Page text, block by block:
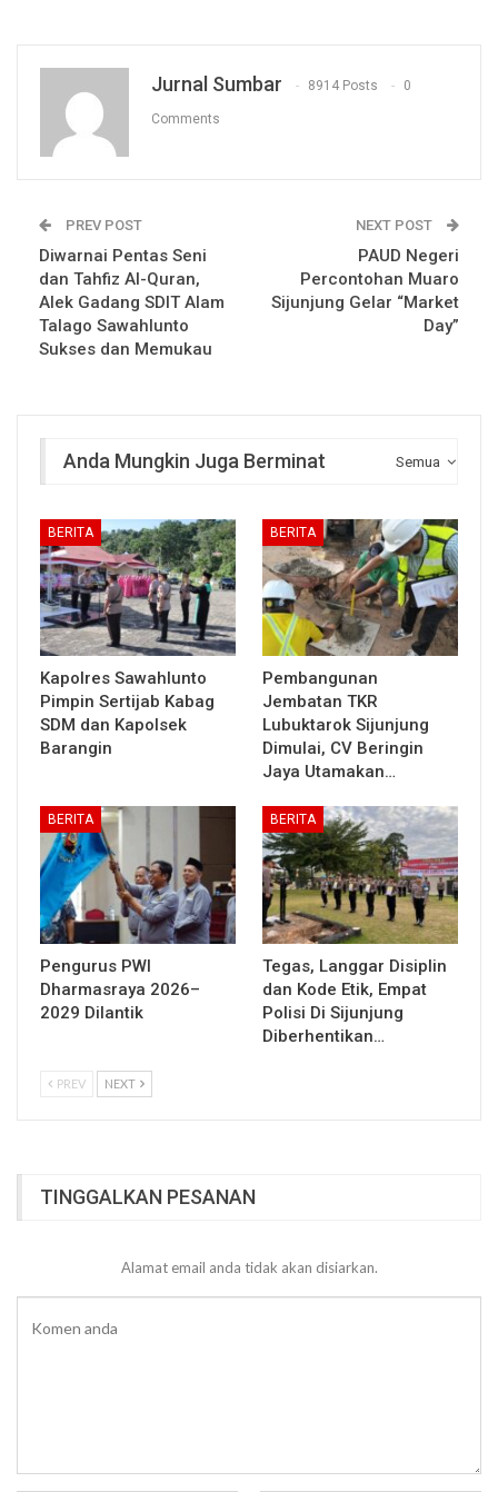
Jurnal Sumbar 8914 Posts 0
Comments
PREV POST
Diwarnai Pentas Seni
dan Tahfiz Al-Quran,
Alek Gadang SDIT Alam
Talago Sawahlunto
Sukses dan Memukau
NEXT POST
PAUD Negeri
Percontohan Muaro
Sijunjung Gelar “Market
Day”
Semua
Anda Mungkin Juga Berminat
BERITA
Kapolres Sawahlunto
Pimpin Sertijab Kabag
SDM dan Kapolsek
Barangin
BERITA
Pembangunan
Jembatan TKR
Lubuktarok Sijunjung
Dimulai, CV Beringin
Jaya Utamakan…
BERITA
Pengurus PWI
Dharmasraya 2026–
2029 Dilantik
BERITA
Tegas, Langgar Disiplin
dan Kode Etik, Empat
Polisi Di Sijunjung
Diberhentikan…
PREV NEXT
TINGGALKAN PESANAN
Alamat email anda tidak akan disiarkan.